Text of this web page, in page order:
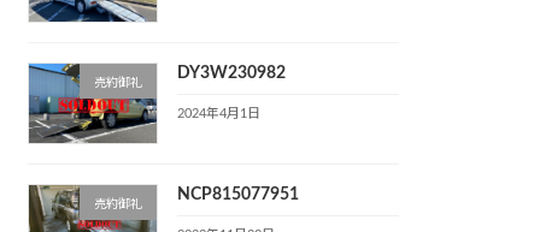
売約御礼
DY3W230982
2024年4月1日
売約御礼
NCP815077951